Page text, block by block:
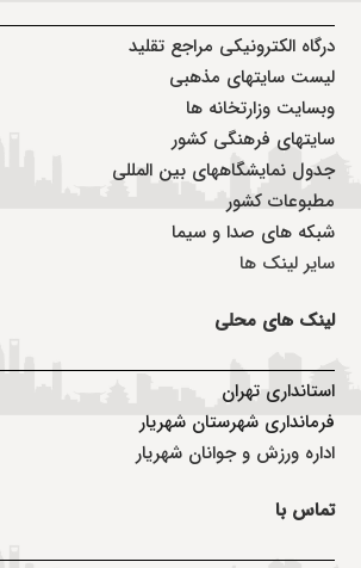
درگاه الکترونیکی مراجع تقلید
لیست سایتهای مذهبی
وبسایت وزارتخانه ها
سایتهای فرهنگی کشور
جدول نمایشگاههای بین المللی
مطبوعات کشور
شبکه های صدا و سیما
سایر لینک ها
لینک های محلی
استانداری تهران
فرمانداری شهرستان شهریار
اداره ورزش و جوانان شهریار
تماس با